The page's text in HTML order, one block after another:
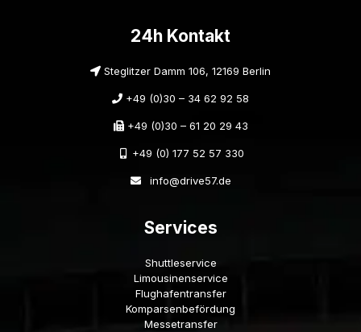
24h Kontakt
Steglitzer Damm 106, 12169 Berlin
+49 (0)30 – 34 62 92 58
+49 (0)30 – 61 20 29 43
+49 (0) 177 52 57 330
info@drive57.de
Services
Shuttleservice
Limousinenservice
Flughafentransfer
Komparsenbefördung
Messetransfer